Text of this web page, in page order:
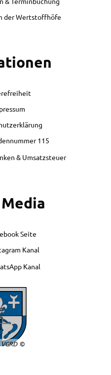
der Wertstoffhöfe
115
& Umsatzsteuer
Seite
Kanal
Kanal